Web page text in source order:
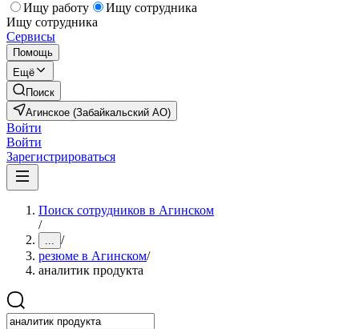
Ищу работу
Ищу сотрудника
Ищу сотрудника
Сервисы
Помощь
Ещё
Поиск
Агинское (Забайкальский АО)
Войти
Войти
Зарегистрироваться
Поиск сотрудников в Агинском
/
... /
резюме в Агинском/
аналитик продукта